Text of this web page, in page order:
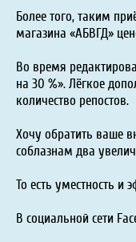
Более того, таким
магазина «АБВГД»
Во время
на 30 %». Лёгкое
количество репостов.
Хочу обратить ваше
соблазнам два
То есть уместность и
В социальной сети